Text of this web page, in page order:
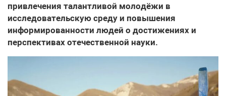
привлечения талантливой молодёжи в
исследовательскую среду и повышения
информированности людей о достижениях и
перспективах отечественной науки.